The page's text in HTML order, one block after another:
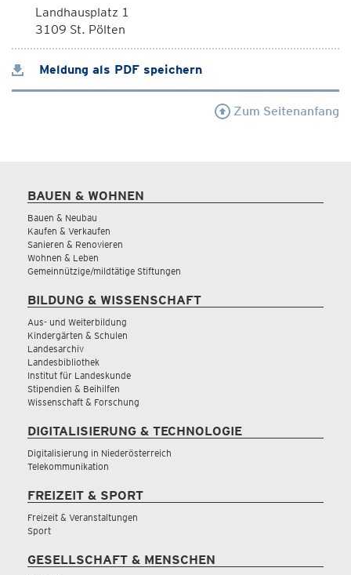
Landhausplatz 1
3109 St. Pölten
Meldung als PDF speichern
Zum Seitenanfang
BAUEN & WOHNEN
Bauen & Neubau
Kaufen & Verkaufen
Sanieren & Renovieren
Wohnen & Leben
Gemeinnützige/mildtätige Stiftungen
BILDUNG & WISSENSCHAFT
Aus- und Weiterbildung
Kindergärten & Schulen
Landesarchiv
Landesbibliothek
Institut für Landeskunde
Stipendien & Beihilfen
Wissenschaft & Forschung
DIGITALISIERUNG & TECHNOLOGIE
Digitalisierung in Niederösterreich
Telekommunikation
FREIZEIT & SPORT
Freizeit & Veranstaltungen
Sport
GESELLSCHAFT & MENSCHEN